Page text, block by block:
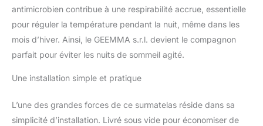
antimicrobien contribue à une respirabilité accrue, essentielle
pour réguler la température pendant la nuit, même dans les
mois d’hiver. Ainsi, le GEEMMA s.r.l. devient le compagnon
parfait pour éviter les nuits de sommeil agité.
Une installation simple et pratique
L’une des grandes forces de ce surmatelas réside dans sa
simplicité d’installation. Livré sous vide pour économiser de